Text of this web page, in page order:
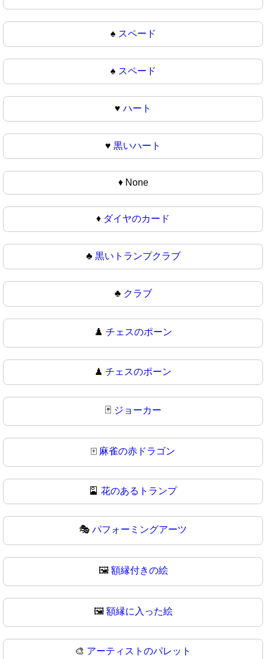
♠️ スペード
♠ スペード
♥️ ハート
♥ 黒いハート
♦️ None
♦ ダイヤのカード
♣️ 黒いトランプクラブ
♣ クラブ
♟️ チェスのポーン
♟ チェスのポーン
🃏 ジョーカー
🀄 麻雀の赤ドラゴン
🎴 花のあるトランプ
🎭 パフォーミングアーツ
🖼️ 額縁付きの絵
🖼 額縁に入った絵
🎨 アーティストのパレット